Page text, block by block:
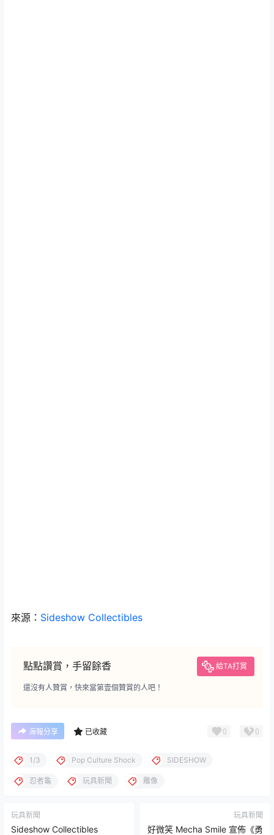
來源： Sideshow Collectibles
點點讚賞，手留餘香 給TA打賞
還沒有人贊賞，快來當第壹個贊賞的人吧！
海報分享 已收藏 0 0
1/3 Pop Culture Shock SIDESHOW
忍者龜 玩具新聞 雕像
玩具新聞
Sideshow Collectibles
玩具新聞
好微笑 Mecha Smile 宣佈《勇